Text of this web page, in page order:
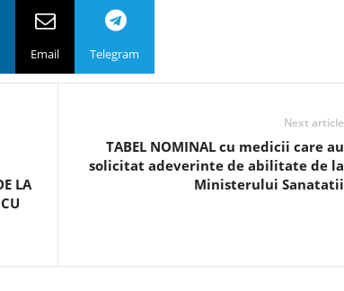
Email Telegram
LA
Next article
TABEL NOMINAL cu medicii care au
solicitat adeverinte de abilitate de la
Ministerului Sanatatii